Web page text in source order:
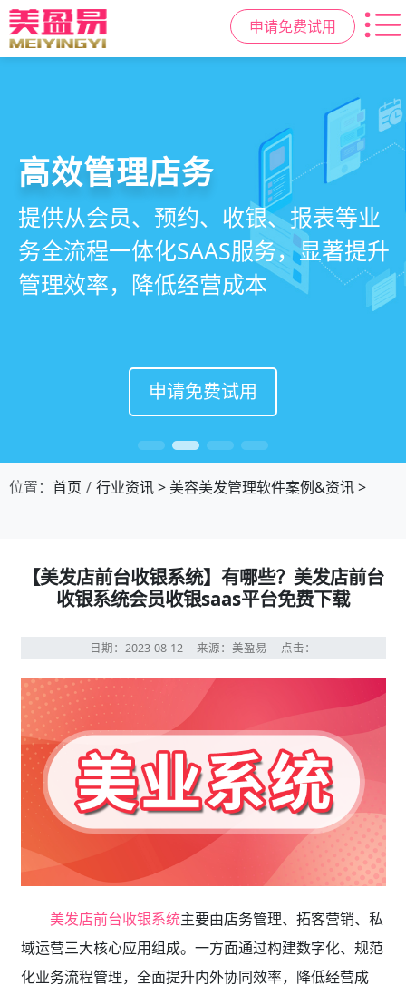
申请免费试用
美容美发管理系统
店务+拓客+020一体化，一站式解决
美发门店经营管理需求
申请免费试用
高效管理店务
提供从会员、预约、收银、报表等业
务全流程一体化SAAS服务，显著提升
管理效率，降低经营成本
申请免费试用
社交裂变拓客
基于拼团、砍价、分销、异业合作等
网红社交营销玩法，海量爆款方案一
键套用，快速引爆门店客流
申请免费试用
小程序商城
小程序链接商家、手艺人、客户，打
通线上线下，让口碑传播有抓手，赋
能社交裂变，盘活私域流量
申请免费试用
位置： 首页 行业资讯>美容美发管理软件案例&资讯>
【美发店前台收银系统】有哪些？美发店前台
收银系统会员收银saas平台免费下载
日期：2023-08-12 来源：美盈易 点击：
美发店前台收银系统主要由店务管理、拓客营销、私
域运营三大核心应用组成。一方面通过构建数字化、规范
化业务流程管理，全面提升内外协同效率，降低经营成